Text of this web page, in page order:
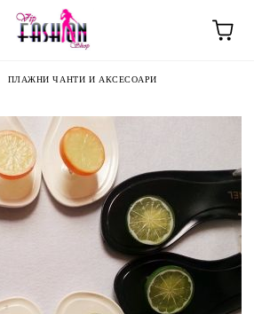
ПЛАЖНИ ЧАНТИ И АКСЕСОАРИ